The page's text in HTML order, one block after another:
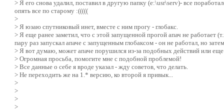
> Я его снова удалил, поставил в другую папку (e:\usr\serv)- все
опять все по старому :(((((
>
> Я юзаю спутниковый инет, вместе с ним прогу - глобакс.
> Я еще ранее заметил, что с этой запущенной прогой апач не работает
пару раз запускал апаче с запущенным глобаксом - он не работал, но
> Я вот думаю, может апаче порушился из-за подобных действий или еще
> Огромная просьба, помогите мне с подобной проблемой!
> Все данные о себе я вроде указал - жду советов, что делать.
> Не переходить же на 1.* версию, ко второй я привык...
>
>
>
>